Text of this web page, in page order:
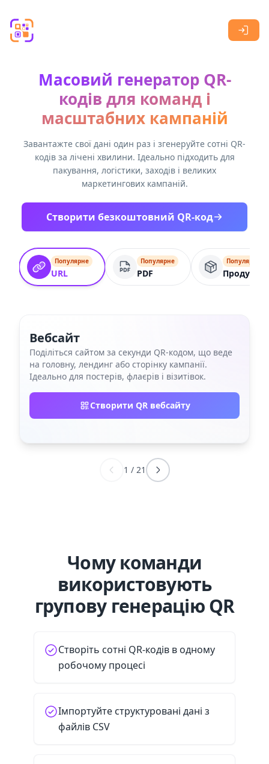
Масовий генератор QR-
кодів для команд і
масштабних кампаній
Завантажте свої дані один раз і згенеруйте сотні QR-
кодів за лічені хвилини. Ідеально підходить для
пакування, логістики, заходів і великих
маркетингових кампаній.
Створити безкоштовний QR-код
Популярне
URL
Популярне
PDF
Популярне
Продукт
Вебсайт
Поділіться сайтом за секунди QR‑кодом, що веде
на головну, лендинг або сторінку кампанії.
Ідеально для постерів, флаєрів і візитівок.
Створити QR вебсайту
1 / 21
Чому команди
використовують
групову генерацію QR
Створіть сотні QR-кодів в одному
робочому процесі
Імпортуйте структуровані дані з
файлів CSV